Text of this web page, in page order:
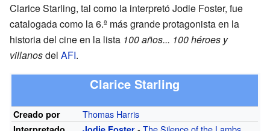
Clarice Starling, tal como la interpretó Jodie Foster, fue
catalogada como la 6.ª más grande protagonista en la
historia del cine en la lista 100 años... 100 héroes y
villanosdel AFI.
Clarice Starling
Creado por Thomas Harris